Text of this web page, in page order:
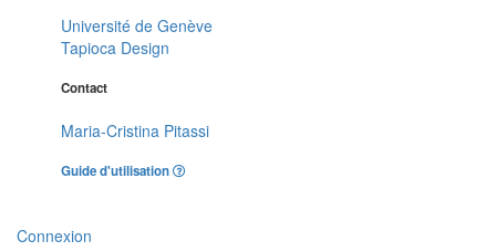
Université de Genève
Tapioca Design
Contact
Maria-Cristina Pitassi
Guide d'utilisation
Connexion